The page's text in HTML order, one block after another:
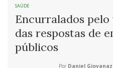
SAÚDE
Encurralados
das respostas de
públicos
Por Daniel Giovanaz